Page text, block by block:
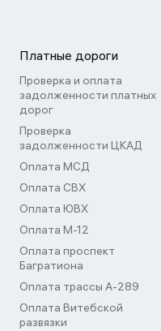
Платные дороги
Проверка и оплата
задолженности платных
дорог
Проверка
задолженности ЦКАД
Оплата МСД
Оплата СВХ
Оплата ЮВХ
Оплата М-12
Оплата проспект
Багратиона
Оплата трассы А-289
Оплата Витебской
развязки